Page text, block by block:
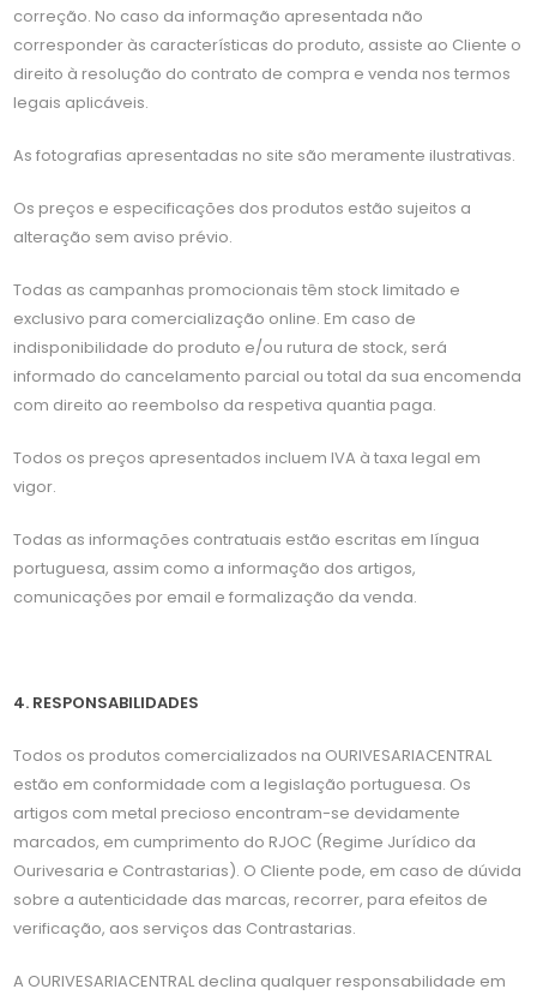
correção. No caso da informação apresentada não
corresponder às características do produto, assiste ao Cliente o
direito à resolução do contrato de compra e venda nos termos
legais aplicáveis.
As fotografias apresentadas no site são meramente ilustrativas.
Os preços e especificações dos produtos estão sujeitos a
alteração sem aviso prévio.
Todas as campanhas promocionais têm stock limitado e
exclusivo para comercialização online. Em caso de
indisponibilidade do produto e/ou rutura de stock, será
informado do cancelamento parcial ou total da sua encomenda
com direito ao reembolso da respetiva quantia paga.
Todos os preços apresentados incluem IVA à taxa legal em
vigor.
Todas as informações contratuais estão escritas em língua
portuguesa, assim como a informação dos artigos,
comunicações por email e formalização da venda.
4. RESPONSABILIDADES
Todos os produtos comercializados na OURIVESARIACENTRAL
estão em conformidade com a legislação portuguesa. Os
artigos com metal precioso encontram-se devidamente
marcados, em cumprimento do RJOC (Regime Jurídico da
Ourivesaria e Contrastarias). O Cliente pode, em caso de dúvida
sobre a autenticidade das marcas, recorrer, para efeitos de
verificação, aos serviços das Contrastarias.
A OURIVESARIACENTRAL declina qualquer responsabilidade em